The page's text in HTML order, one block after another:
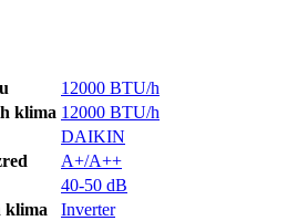
12000 BTU/h
klima 12000 BTU/h
DAIKIN
A+/A++
40-50 dB
klima
Inverter